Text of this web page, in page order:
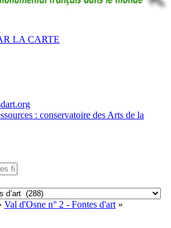
LA CARTE
: conservatoire des Arts de la
Val d'Osne n° 2 - Fontes d'art »